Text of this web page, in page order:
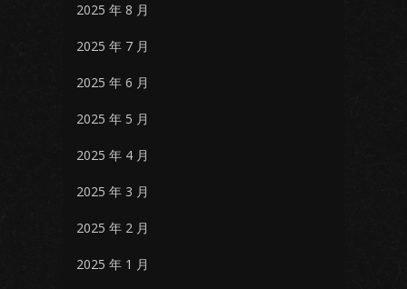
2025 年 8 月
2025 年 7 月
2025 年 6 月
2025 年 5 月
2025 年 4 月
2025 年 3 月
2025 年 2 月
2025 年 1 月